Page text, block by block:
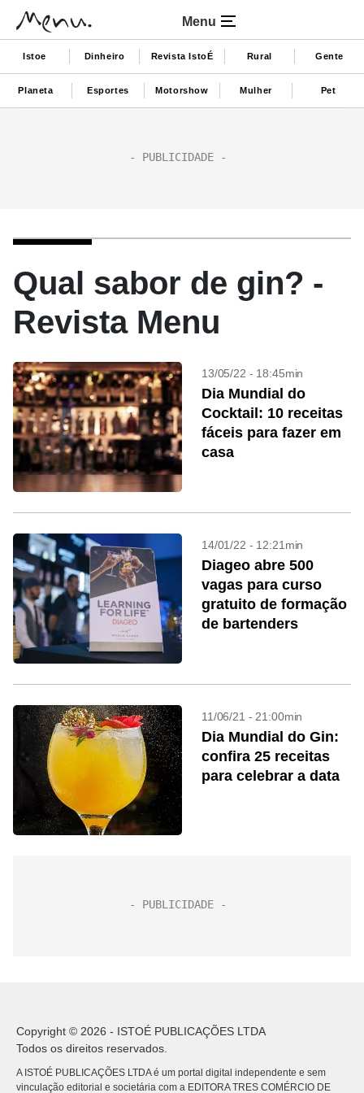
Menu
Istoe Dinheiro Revista IstoÉ Rural Gente
Planeta Esportes Motorshow Mulher Pet
Qual sabor de gin? -
Revista Menu
13/05/22 - 18:45min
Dia Mundial do
Cocktail: 10 receitas
fáceis para fazer em
casa
14/01/22 - 12:21min
Diageo abre 500
vagas para curso
gratuito de formação
de bartenders
11/06/21 - 21:00min
Dia Mundial do Gin:
confira 25 receitas
para celebrar a data
Copyright © 2026 - ISTOÉ PUBLICAÇÕES LTDA
Todos os direitos reservados.
A ISTOÉ PUBLICAÇÕES LTDA é um portal digital independente e sem
vinculação editorial e societária com a EDITORA TRES COMÉRCIO DE